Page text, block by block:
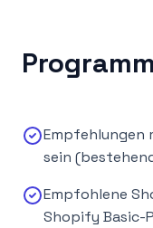
Empfehlungen
sein
Empfohlene
Shopify Basic-